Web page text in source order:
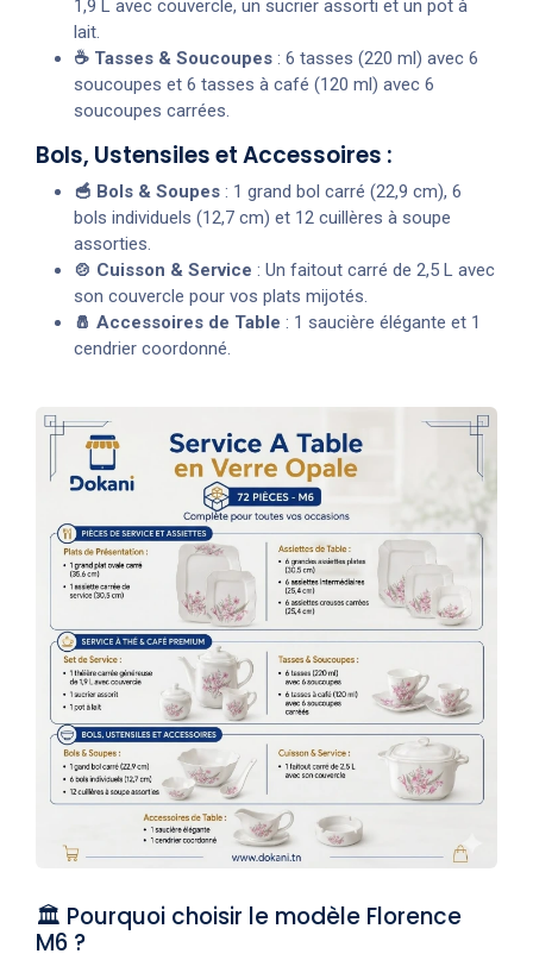
1,9 L avec couvercle, un sucrier assorti et un pot à
lait.
☕ Tasses & Soucoupes : 6 tasses (220 ml) avec 6
soucoupes et 6 tasses à café (120 ml) avec 6
soucoupes carrées.
Bols, Ustensiles et Accessoires :
🥣 Bols & Soupes : 1 grand bol carré (22,9 cm), 6
bols individuels (12,7 cm) et 12 cuillères à soupe
assorties.
🍲 Cuisson & Service : Un faitout carré de 2,5 L avec
son couvercle pour vos plats mijotés.
🧂 Accessoires de Table : 1 saucière élégante et 1
cendrier coordonné.
🏛️ Pourquoi choisir le modèle Florence
M6 ?